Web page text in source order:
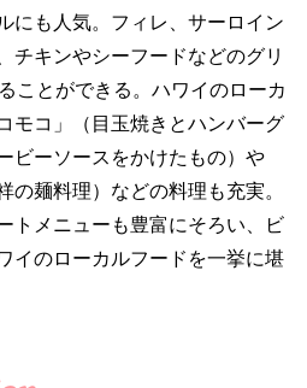
にも人気。フィレ、サーロイン
チキンやシーフードなどのグリ
ことができる。ハワイのローカ
モコ」（目玉焼きとハンバーグ
ビーソースをかけたもの）や
の麺料理）などの料理も充実。
トメニューも豊富にそろい、ビ
イのローカルフードを一挙に堪